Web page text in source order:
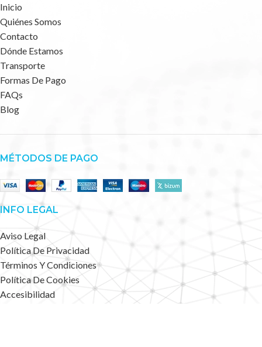
Inicio
Quiénes Somos
Contacto
Dónde Estamos
Transporte
Formas De Pago
FAQs
Blog
MÉTODOS DE PAGO
INFO LEGAL
Aviso Legal
Política De Privacidad
Términos Y Condiciones
Política De Cookies
Accesibilidad